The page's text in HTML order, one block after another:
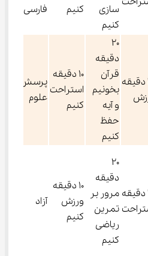
سازی
کنیم
کنیم
فارسی
15 دقیقه
20
دقیقه
قرآن
بخونیم
و آیه
حفظ
کنیم
10 دقیقه
استراحت
کنیم
پرسش از
علوم
15 دقیقه
20
دقیقه
مرور بر
تمرین
ریاضی
کنیم
10 دقیقه
ورزش
کنیم
آزاد